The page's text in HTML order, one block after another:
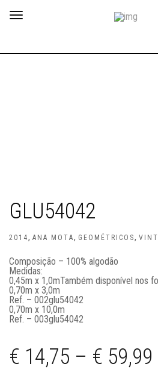
Toggle
GLU54042
2014, ANA MOTA, GEOMÉTRICOS,
Composição – 100% algodão
Medidas:
0,45m x 1,0mTambém disponível nos
0,70m x 3,0m
Ref. – 002glu54042
0,70m x 10,0m
Ref. – 003glu54042
€ 14,75 – € 59,99